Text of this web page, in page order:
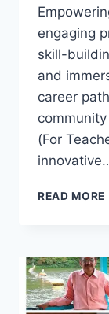
engaging
skill-
and
career
community
(For
READ MORE